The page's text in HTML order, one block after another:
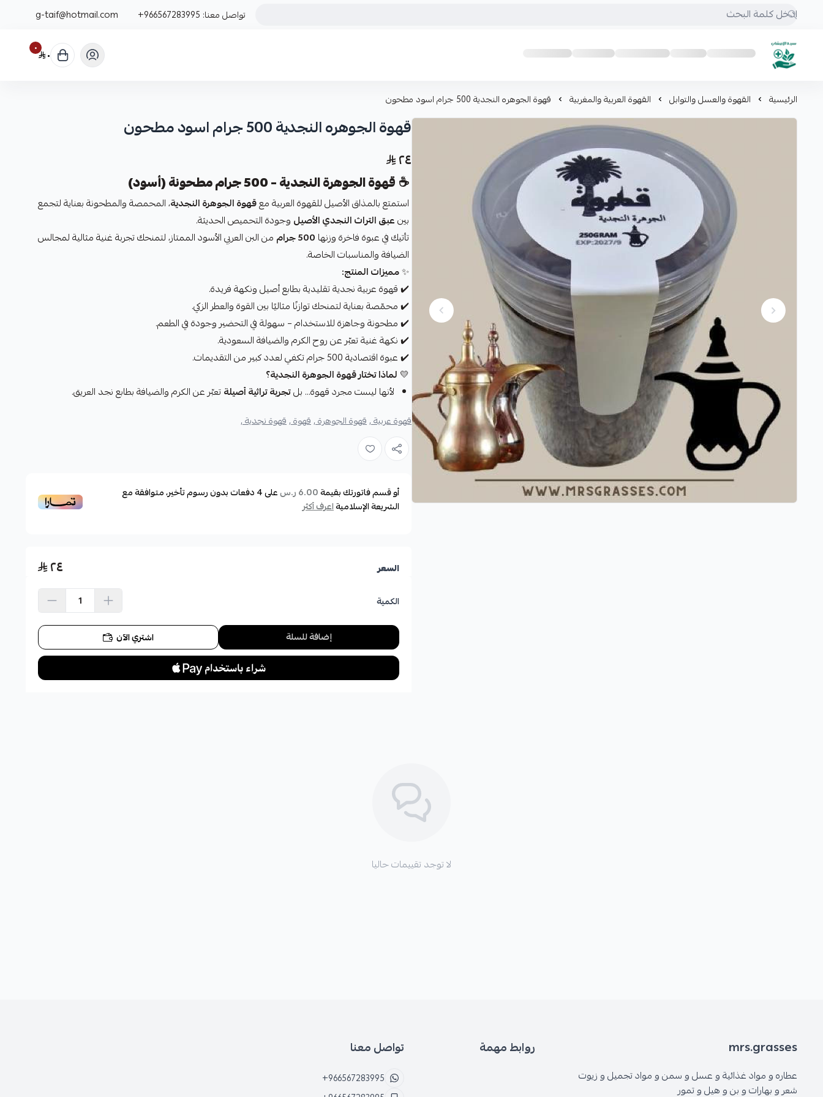
تواصل معنا: +966567283995
g-taif@hotmail.com
mrs.grasses
٠ ٠
الرئيسية القهوة والعسل والتوابل القهوة العربية والمغربية قهوة الجوهره النجدية 500 جرام اسود مطحون
قهوة الجوهره النجدية 500 جرام اسود مطحون
٢٤
☕قهوة الجوهرة النجدية – 500 جرام مطحونة (أسود)
استمتع بالمذاق الأصيل للقهوة العربية معقهوة الجوهرة النجدية، المحمصة والمطحونة بعناية لتجمع
بينعبق التراث النجدي الأصيل وجودة التحميص الحديثة.
تأتيك في عبوة فاخرة وزنها 500 جرام
من البن العربي الأسود الممتاز، لتمنحك تجربة غنية مثالية لمجالس
الضيافة والمناسبات الخاصة.
✨مميزات المنتج:
✔️ قهوة عربية نجدية تقليدية بطابع أصيل ونكهة فريدة.
✔️ محمّصة بعناية لتمنحك توازنًا مثاليًا بين القوة والعطر الزكي.
✔️ مطحونة وجاهزة للاستخدام – سهولة في التحضير وجودة في الطعم.
✔️ نكهة غنية تعبّر عن روح الكرم والضيافة السعودية.
✔️ عبوة اقتصادية 500 جرام تكفي لعدد كبير من التقديمات.
💛 لماذا تختار قهوة الجوهرة النجدية؟
لأنها ليست مجرد قهوة... بلتجربة تراثية أصيلةتعبّر عن الكرم والضيافة بطابع نجد العريق.
قهوة عربية ,قهوة الجوهرة ,قهوة ,قهوة نجدية ,
أو قسم فاتورتك بقيمة6.00 ر.س على4دفعات بدون رسوم تأخير، متوافقة مع
الشريعة الإسلاميةاعرف أكثر
السعر ٢٤
الكمية
إضافة للسلة اشتري الآن
لا توجد تقييمات حاليا
mrs.grasses
عطاره و مواد غذائية و عسل و سمن و مواد تجميل و زيوت
شعر و بهارات و بن و هيل و تمور
روابط مهمة تواصل معنا
+966567283995